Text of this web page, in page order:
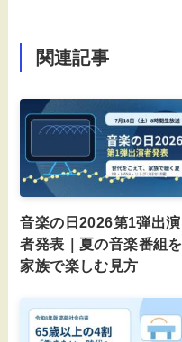
関連記事
音楽の日2026第1弾出演
者発表｜夏の音楽番組を
家族で楽しむ見方